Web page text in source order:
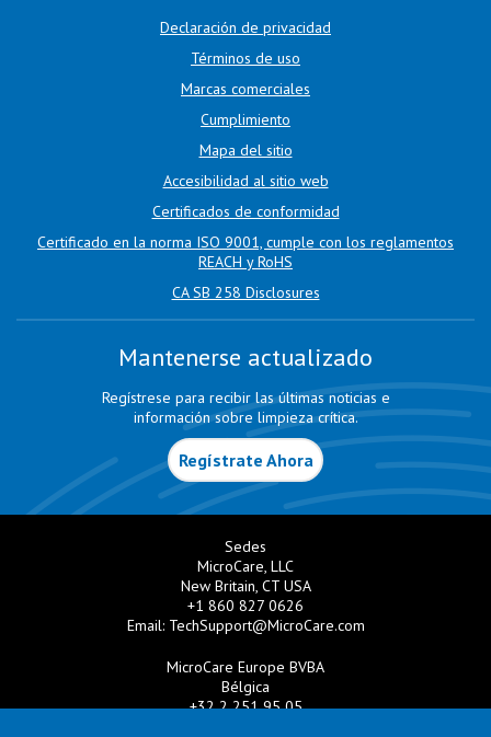
Declaración de privacidad
Términos de uso
Marcas comerciales
Cumplimiento
Mapa del sitio
Accesibilidad al sitio web
Certificados de conformidad
Certificado en la norma ISO 9001, cumple con los reglamentos
REACH y RoHS
CA SB 258 Disclosures
Mantenerse actualizado
Regístrese para recibir las últimas noticias e
información sobre limpieza crítica.
Regístrate Ahora
Sedes
MicroCare, LLC
New Britain, CT USA
+1 860 827 0626
Email: TechSupport@MicroCare.com
MicroCare Europe BVBA
Bélgica
+32 2 251 95 05